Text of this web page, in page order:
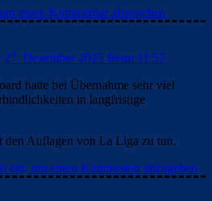
einen Kommentar abzugeben
27. Dezember 2025 Beim 11:57
hatte bei Übernahme sehr viel
in langfristige
den Auflagen von La Liga zu tun.
ein, um einen Kommentar abzugeben